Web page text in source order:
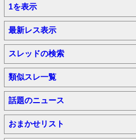
1を表示
最新レス表示
スレッドの検索
類似スレ一覧
話題のニュース
おまかせリスト